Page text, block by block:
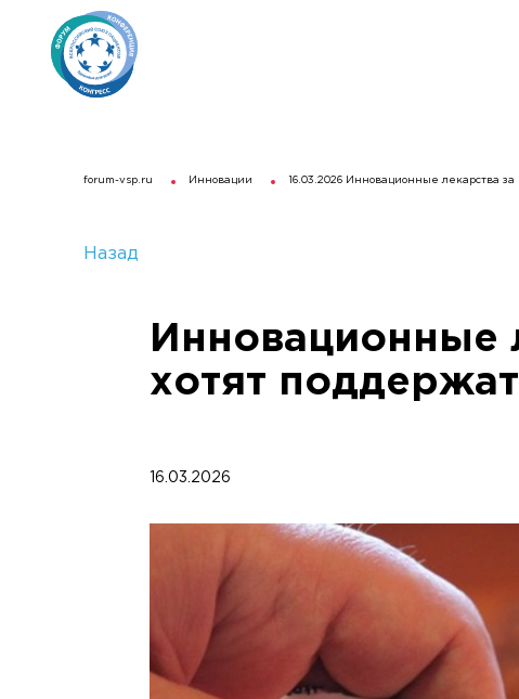
forum-vsp.ru Инновации 16.03.2026 Инновационные лекарства
Назад
Инновационные
хотят
16.03.2026